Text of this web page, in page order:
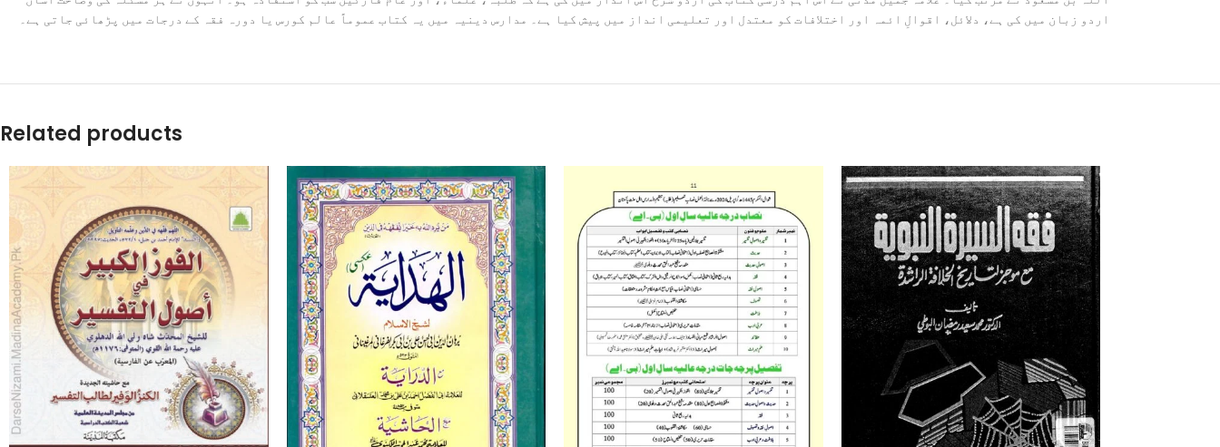
اردو زبان میں کی ہے، دلائل، اقوالِ ائمہ اور اختلافات کو معتدل اور تعلیمی انداز میں پیش کیا ہے۔ مدارس دینیہ میں یہ کتاب عموماً عالم کورس یا دورہ فقہ کے درجات میں پڑھائی جاتی ہے۔
Related products